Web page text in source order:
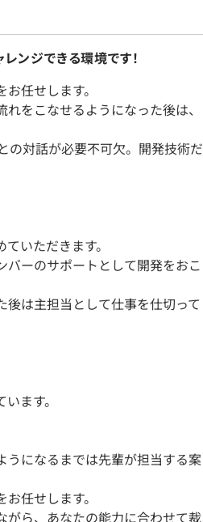
ンジできる環境です！
任せします。
をこなせるようになった後は、
の対話が必要不可欠。開発技術だ
いただきます。
ーのサポートとして開発をおこ
は主担当として仕事を仕切って
ます。
うになるまでは先輩が担当する案
任せします。
がら、あなたの能力に合わせて裁